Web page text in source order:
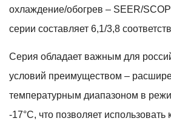
охлаждение/обогрев – SEER/
серии составляет 6,1/3,8
Серия обладает важным для
условий преимуществом –
температурным диапазоном в
-17°С, что позволяет